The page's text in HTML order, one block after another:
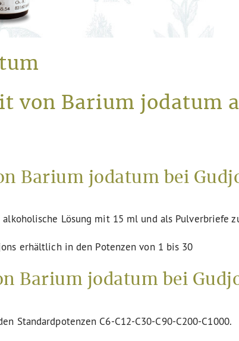
von Barium jodatum
Barium jodatum bei
Lösung mit 15 ml und als Pulverbriefe
erhältlich in den Potenzen von 1 bis 30
Barium jodatum bei
Standardpotenzen C6-C12-C30-C90-C200-C1000.